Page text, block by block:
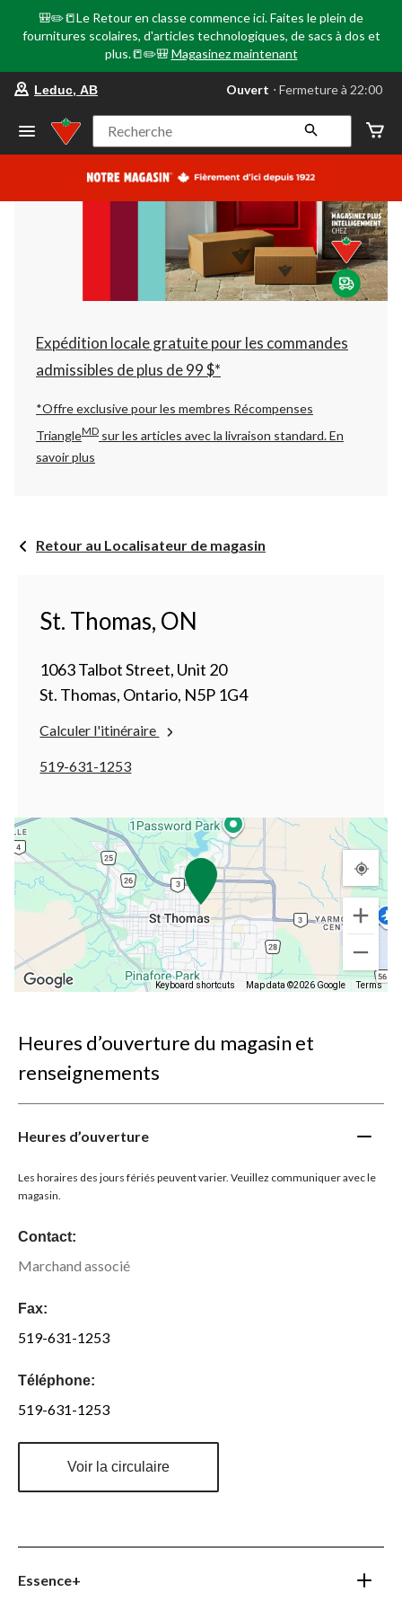
🎒✏️📒Le Retour en classe commence ici. Faites le plein de
fournitures scolaires, d'articles technologiques, de sacs à dos et
plus.📒✏️🎒 Magasinez maintenant
votre
préféré
Leduc,
AB,
courament
Fermeture
à
22:00
cliquer
pour
changer
Leduc, AB Ouvert ⋅ Fermeture à 22:00
Recherche
Expédition locale gratuite pour les commandes
admissibles de plus de 99 $*
*Offre exclusive pour les membres Récompenses
TriangleMD sur les articles avec la livraison standard.En
savoir plus
Retour au Localisateur de magasin
St. Thomas, ON
1063 Talbot Street, Unit 20
St. Thomas, Ontario, N5P 1G4
Calculer l'itinéraire
519-631-1253
Keyboard shortcuts Map data ©2026 Google Terms
Heures d’ouverture du magasin et
renseignements
Heures d’ouverture
Les horaires des jours fériés peuvent varier. Veuillez communiquer avec le
magasin.
Contact:
Marchand associé
Fax:
519-631-1253
Téléphone:
519-631-1253
Voir la circulaire
Essence+